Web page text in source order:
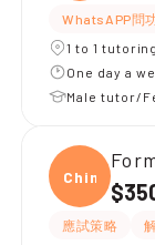
WhatsAPP問
1 to 1
One day a
Male tutor/
Chine
應試策略